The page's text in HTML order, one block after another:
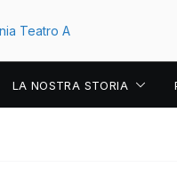
LA NOSTRA STORIA